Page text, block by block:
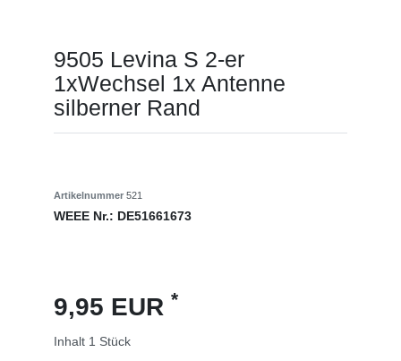
9505 Levina S 2-er
1xWechsel 1x Antenne
silberner Rand
Artikelnummer 521
WEEE Nr.: DE51661673
9,95 EUR *
Inhalt 1 Stück